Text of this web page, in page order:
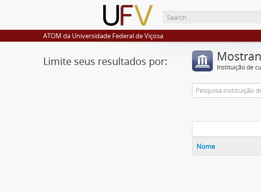
ATOM da Universidade Federal de Viçosa
Limite seus resultados por: Instituição de
Nome